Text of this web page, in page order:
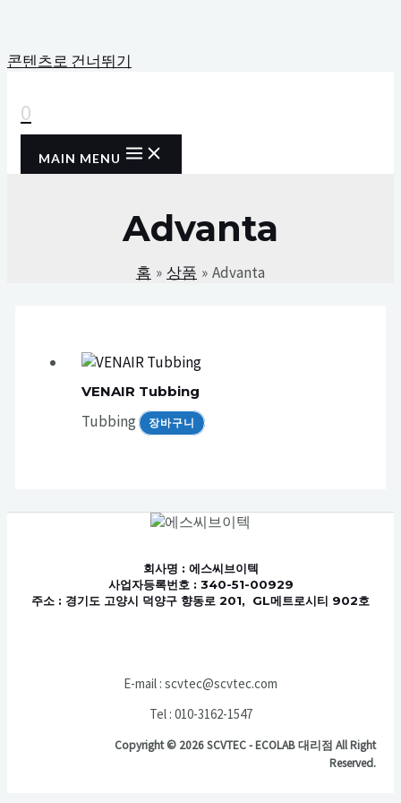
콘텐츠로 건너뛰기
0
MAIN MENU
Advanta
홈 상품 Advanta
VENAIR Tubbing
Tubbing 장바구니
회사명 : 에스씨브이텍
사업자등록번호 : 340-51-00929
주소 : 경기도 고양시 덕양구 향동로 201, GL메트로시티 902호
E-mail : scvtec@scvtec.com
Tel : 010-3162-1547
Copyright © 2026 SCVTEC - ECOLAB 대리점 All Right
Reserved.